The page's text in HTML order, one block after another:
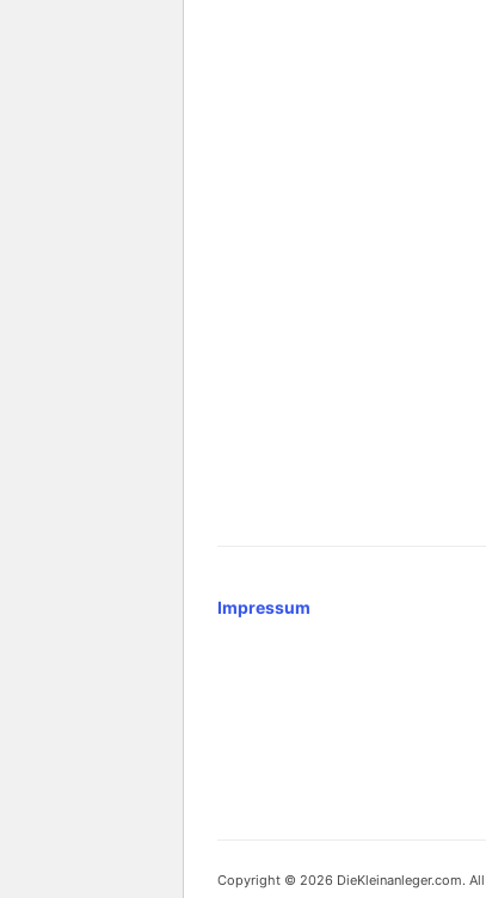
Impressum
Copyright © 2026 DieKleinanleger.com. All